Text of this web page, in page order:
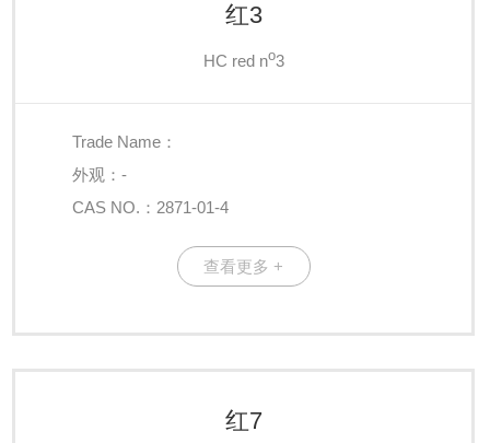
红3
HC red no3
Trade Name：
外观：-
CAS NO.：2871-01-4
查看更多 +
红7